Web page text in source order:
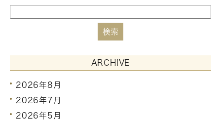
ARCHIVE
2026年8月
2026年7月
2026年5月